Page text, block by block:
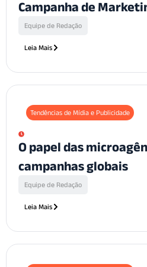
Campanha de
Equipe de Redação
Leia Mais
Tendências de Mídia e Publicidade
O papel das
campanhas globais
Equipe de Redação
Leia Mais